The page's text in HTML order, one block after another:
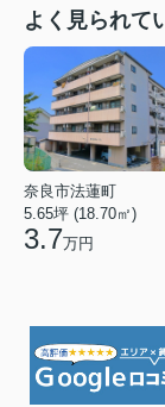
よく見られて
奈良市法蓮町
5.65坪 (18.70㎡)
3.7万円